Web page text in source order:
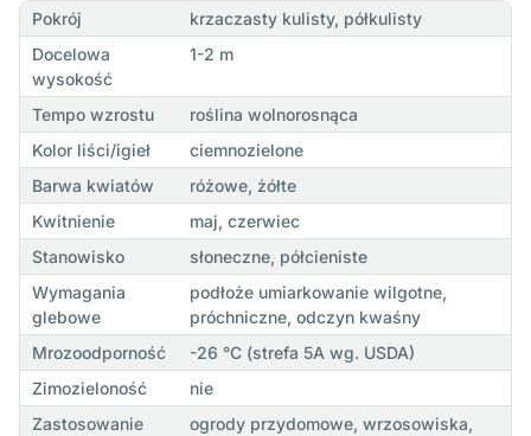
Pokrój
krzaczasty kulisty, półkulisty
Docelowa
wysokość
1-2 m
Tempo wzrostu
roślina wolnorosnąca
Kolor liści/igieł
ciemnozielone
Barwa kwiatów
różowe, żółte
Kwitnienie
maj, czerwiec
Stanowisko
słoneczne, półcieniste
Wymagania
glebowe
podłoże umiarkowanie wilgotne,
próchniczne, odczyn kwaśny
Mrozoodporność
-26 °C (strefa 5A wg. USDA)
Zimozieloność
nie
Zastosowanie
ogrody przydomowe, wrzosowiska,